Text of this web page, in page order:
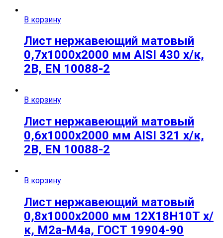
В корзину
Лист нержавеющий матовый
0,7х1000х2000 мм AISI 430 х/к,
2B, EN 10088-2
В корзину
Лист нержавеющий матовый
0,6х1000х2000 мм AISI 321 х/к,
2B, EN 10088-2
В корзину
Лист нержавеющий матовый
0,8х1000х2000 мм 12Х18Н10Т х/
к, М2а-М4а, ГОСТ 19904-90